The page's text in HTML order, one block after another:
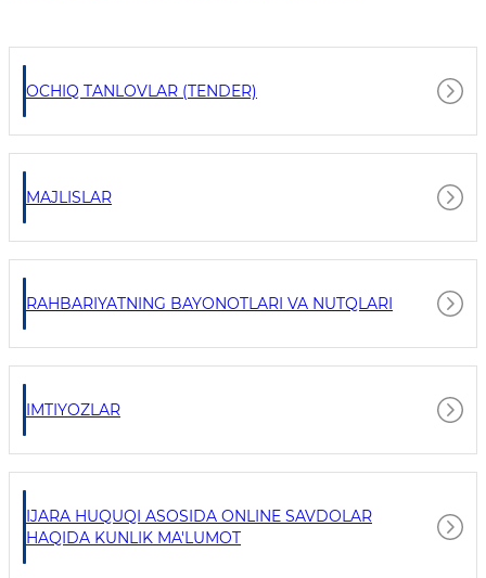
OCHIQ TANLOVLAR (TENDER)
MAJLISLAR
RAHBARIYATNING BAYONOTLARI VA NUTQLARI
IMTIYOZLAR
IJARA HUQUQI ASOSIDA ONLINE SAVDOLAR
HAQIDA KUNLIK MA'LUMOT